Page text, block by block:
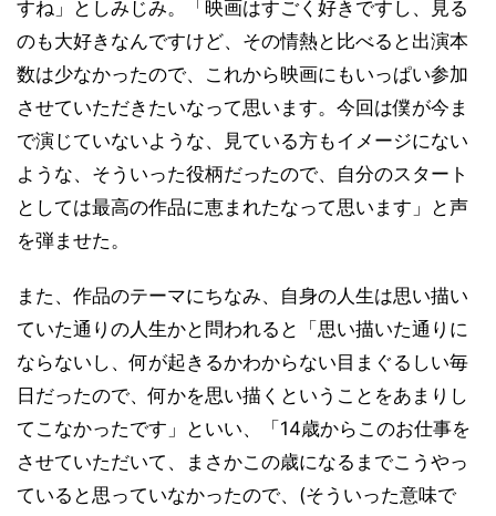
すね」としみじみ。「映画はすごく好きですし、見る
のも大好きなんですけど、その情熱と比べると出演本
数は少なかったので、これから映画にもいっぱい参加
させていただきたいなって思います。今回は僕が今ま
で演じていないような、見ている方もイメージにない
ような、そういった役柄だったので、自分のスタート
としては最高の作品に恵まれたなって思います」と声
を弾ませた。
また、作品のテーマにちなみ、自身の人生は思い描い
ていた通りの人生かと問われると「思い描いた通りに
ならないし、何が起きるかわからない目まぐるしい毎
日だったので、何かを思い描くということをあまりし
てこなかったです」といい、「14歳からこのお仕事を
させていただいて、まさかこの歳になるまでこうやっ
ていると思っていなかったので、(そういった意味で